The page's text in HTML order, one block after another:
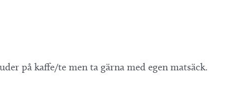
på kaffe/te men ta gärna med egen matsäck.